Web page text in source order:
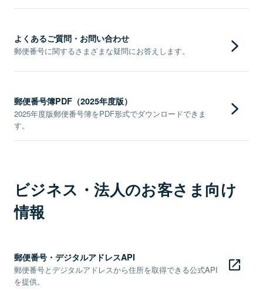
よくあるご質問・お問い合わせ
郵便番号に関するさまざまな疑問にお答えします。
郵便番号簿PDF（2025年度版）
2025年度版郵便番号簿をPDF形式でダウンロードできま
す。
ビジネス・法人のお客さま向け
情報
郵便番号・デジタルアドレスAPI
郵便番号とデジタルアドレスから住所を取得できる公式API
を提供。